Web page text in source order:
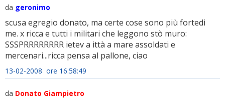
da geronimo
scusa egregio donato, ma certe cose sono più fortedi
me. x ricca e tutti i militari che leggono stò muro:
SSSPRRRRRRRR ietev a ittà a mare assoldati e
mercenari...ricca pensa al pallone, ciao
13-02-2008 ore 16:58:49
da Donato Giampietro